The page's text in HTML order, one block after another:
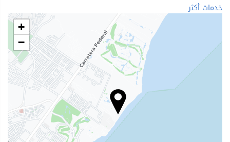
خدمات لذوي الاحتياجات الخاصة
مُزود بخدمات لضعاف النظر
غرف لغير المدخنين
ممنوع التدخين في كل الأماكن
لا يسمح بدخول الحيوانات الأليفة
خدمات أكثر
+
−